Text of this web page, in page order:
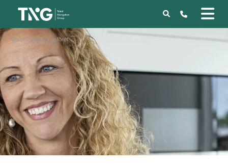
Start» Rekryteringsföretag i Karlskrona som ser nya perspektiv